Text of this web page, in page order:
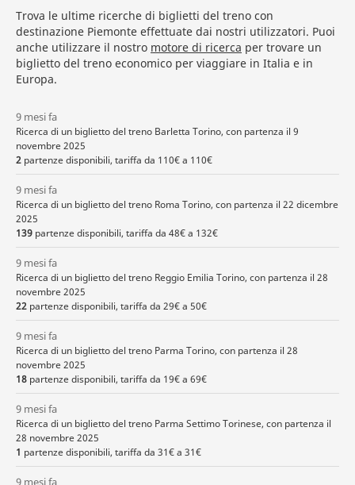
Trova le ultime ricerche di biglietti del treno con
destinazione Piemonte effettuate dai nostri utilizzatori. Puoi
anche utilizzare il nostro motore di ricerca per trovare un
biglietto del treno economico per viaggiare in Italia e in
Europa.
9 mesi fa
Ricerca di un biglietto del treno Barletta Torino, con partenza il 9
novembre 2025
2 partenze disponibili, tariffa da 110€ a 110€
9 mesi fa
Ricerca di un biglietto del treno Roma Torino, con partenza il 22 dicembre
2025
139 partenze disponibili, tariffa da 48€ a 132€
9 mesi fa
Ricerca di un biglietto del treno Reggio Emilia Torino, con partenza il 28
novembre 2025
22 partenze disponibili, tariffa da 29€ a 50€
9 mesi fa
Ricerca di un biglietto del treno Parma Torino, con partenza il 28
novembre 2025
18 partenze disponibili, tariffa da 19€ a 69€
9 mesi fa
Ricerca di un biglietto del treno Parma Settimo Torinese, con partenza il
28 novembre 2025
1 partenze disponibili, tariffa da 31€ a 31€
9 mesi fa